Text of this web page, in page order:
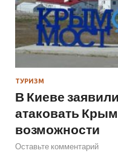
ТУРИЗМ
В Киеве
атаковать
возможности
Оставьте комментарий